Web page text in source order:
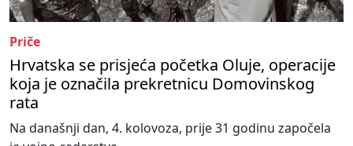
Priče
Hrvatska se prisjeća početka Oluje, operacije
koja je označila prekretnicu Domovinskog
rata
Na današnji dan, 4. kolovoza, prije 31 godinu započela